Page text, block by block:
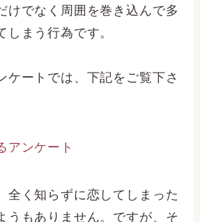
けでなく周囲を巻き込んで多
しまう行為です。
ケートでは、下記をご覧下さ
アンケート
全く知らずに恋してしまった
うもありません。ですが、そ